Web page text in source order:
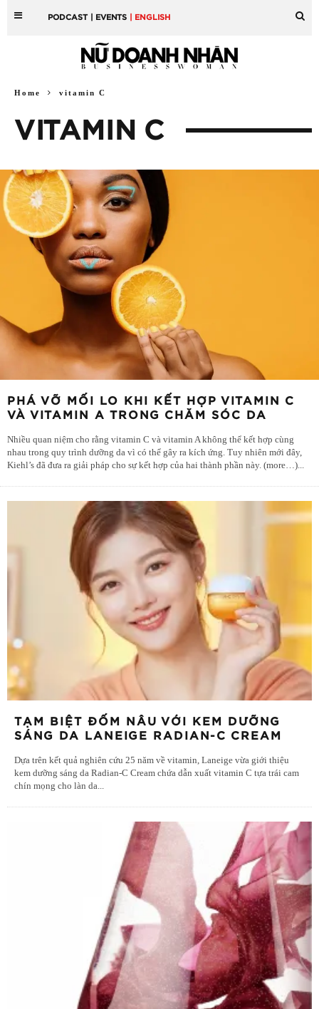
PODCAST | EVENTS | ENGLISH
Home vitamin C
VITAMIN C
PHÁ VỠ MỐI LO KHI KẾT HỢP VITAMIN C
VÀ VITAMIN A TRONG CHĂM SÓC DA
Nhiều quan niệm cho rằng vitamin C và vitamin A không thể kết hợp cùng
nhau trong quy trình dưỡng da vì có thể gây ra kích ứng. Tuy nhiên mới đây,
Kiehl’s đã đưa ra giải pháp cho sự kết hợp của hai thành phần này. (more…)...
TẠM BIỆT ĐỐM NÂU VỚI KEM DƯỠNG
SÁNG DA LANEIGE RADIAN-C CREAM
Dựa trên kết quả nghiên cứu 25 năm về vitamin, Laneige vừa giới thiệu
kem dưỡng sáng da Radian-C Cream chứa dẫn xuất vitamin C tựa trái cam
chín mọng cho làn da...